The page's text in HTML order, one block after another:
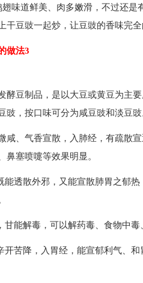
味道鲜美、肉多嫩滑，不过还
干豆豉一起炒，让豆豉的香味完
做法3
酵豆制品，是以大豆或黄豆为主
豉，按口味可分为咸豆豉和淡豆
咸、气香宣散，入肺经，有疏散
鼻塞喷嚏等效果明显。
能透散外邪，又能宣散肺胃之郁
甘能解毒，可以解药毒、食物中毒
开苦降，入胃经，能宣郁利气、